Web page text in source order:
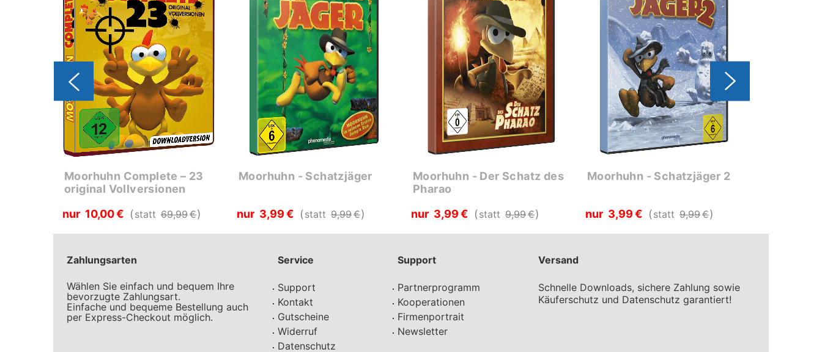
Moorhuhn Complete – 23
original Vollversionen
nur 10 00€ statt 69 99€
Moorhuhn - Schatzjäger
nur 3 99€ statt 9 99€
Moorhuhn - Der Schatz des
Pharao
nur 3 99€ statt 9 99€
Moorhuhn - Schatzjäger 2
nur 3 99€ statt 9 99€
Zahlungsarten
Wählen Sie einfach und bequem Ihre
bevorzugte Zahlungsart.
Einfache und bequeme Bestellung auch
per Express-Checkout möglich.
Service
Support
Kontakt
Gutscheine
Widerruf
Datenschutz
Support
Partnerprogramm
Kooperationen
Firmenportrait
Newsletter
Versand
Schnelle Downloads, sichere Zahlung sowie
Käuferschutz und Datenschutz garantiert!